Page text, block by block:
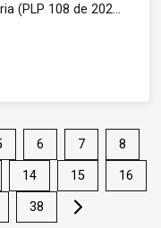
(PLP 108 de 2024).
Só que ainda
6 7 8
14 15 16
38 .